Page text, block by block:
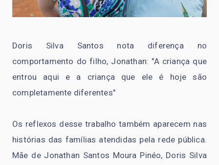
Doris Silva Santos nota diferença no
comportamento do filho, Jonathan: "A criança que
entrou aqui e a criança que ele é hoje são
completamente diferentes"
Os reflexos desse trabalho também aparecem nas
histórias das famílias atendidas pela rede pública.
Mãe de Jonathan Santos Moura Pinéo, Doris Silva